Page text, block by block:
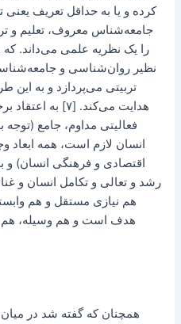
کرده و یا به حداقل تعریف
را یک نظریه علمی می‌داند. که
نظیر روان‌شناسی و
تربیتی می‌پردازد و به این
هدایت می‌کند. [۷]
فعالیتی مداوم، جامع
انسان لازم است، همه ابعاد
اقتصادی و فرهنگی انسان) و
رشد و تعالی و تکامل انسان و
هم نیازی مستقل و هم
هدف است و هم وسیله، هم
همچنان که گفته شد در میان‌